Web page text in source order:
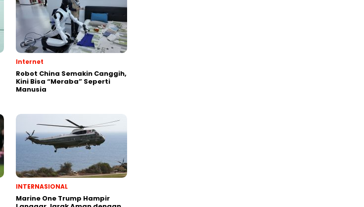
Internet
Robot China Semakin Canggih,
Kini Bisa “Meraba” Seperti
Manusia
INTERNASIONAL
Marine One Trump Hampir